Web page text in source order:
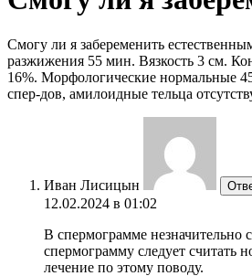
Смогу ли я забеременить
разжижения 55 мин. Вязкость 3 см.
16%. Морфологические нормальные
спер-дов, амилоидные тельца
Иван Лисицын
12.02.2024 в 01:02
В спермограмме незначительно
спермограмму следует считать
лечение по этому поводу.